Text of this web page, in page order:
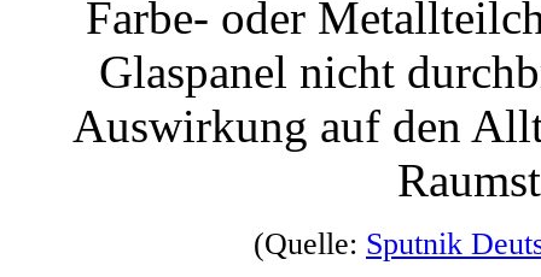
Farbe- oder
Glaspanel nicht
Auswirkung auf den
(Quelle: Sputnik